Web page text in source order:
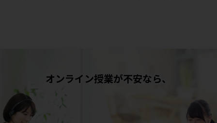
オンライン授業が不安なら、